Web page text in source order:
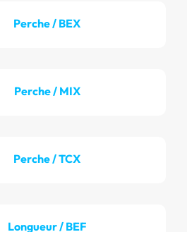
Perche / BEX
Perche / MIX
Perche / TCX
Longueur / BEF